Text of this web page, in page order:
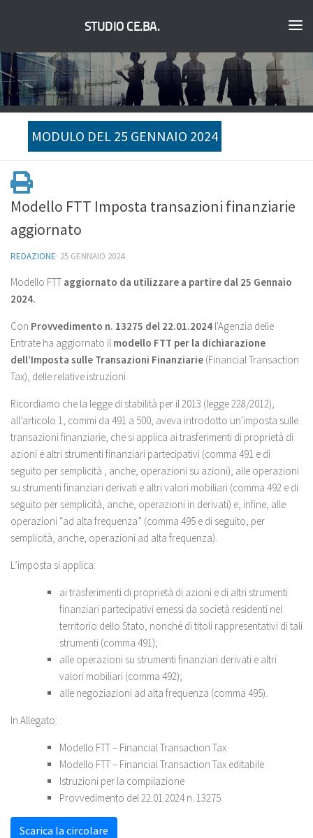
STUDIO CE.BA.
MODULO DEL 25 GENNAIO 2024
Modello FTT Imposta transazioni finanziarie
aggiornato
REDAZIONE· 25 GENNAIO 2024
Modello FTT aggiornato da utilizzare a partire dal 25 Gennaio
2024.
Con Provvedimento n. 13275 del 22.01.2024 l'Agenzia delle
Entrate ha aggiornato il modello FTT per la dichiarazione
dell’Imposta sulle Transazioni Finanziarie (Financial Transaction
Tax), delle relative istruzioni.
Ricordiamo che la legge di stabilità per il 2013 (legge 228/2012),
all’articolo 1, commi da 491 a 500, aveva introdotto un'imposta sulle
transazioni finanziarie, che si applica ai trasferimenti di proprietà di
azioni e altri strumenti finanziari partecipativi (comma 491 e di
seguito per semplicità , anche, operazioni su azioni), alle operazioni
su strumenti finanziari derivati e altri valori mobiliari (comma 492 e di
seguito per semplicità, anche, operazioni in derivati) e, infine, alle
operazioni “ad alta frequenza” (comma 495 e di seguito, per
semplicità, anche, operazioni ad alta frequenza).
L’imposta si applica:
ai trasferimenti di proprietà di azioni e di altri strumenti
finanziari partecipativi emessi da società residenti nel
territorio dello Stato, nonché di titoli rappresentativi di tali
strumenti (comma 491);
alle operazioni su strumenti finanziari derivati e altri
valori mobiliari (comma 492);
alle negoziazioni ad alta frequenza (comma 495).
In Allegato:
Modello FTT – Financial Transaction Tax
Modello FTT – Financial Transaction Tax editabile
Istruzioni per la compilazione
Provvedimento del 22.01.2024 n. 13275
Scarica la circolare